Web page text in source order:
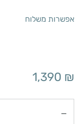
אפשרות משלוח
1,390 ₪